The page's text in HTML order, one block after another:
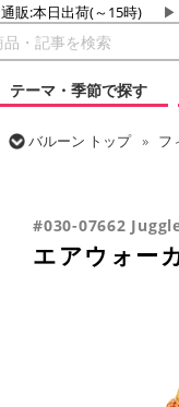
通販:本日出荷(～15時)
テーマ・季節で探す
バルーン トップ フ
#030-07662
エアウォー